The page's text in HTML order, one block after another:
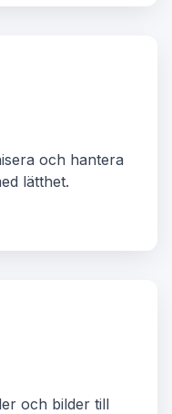
och hantera
lätthet.
och bilder till